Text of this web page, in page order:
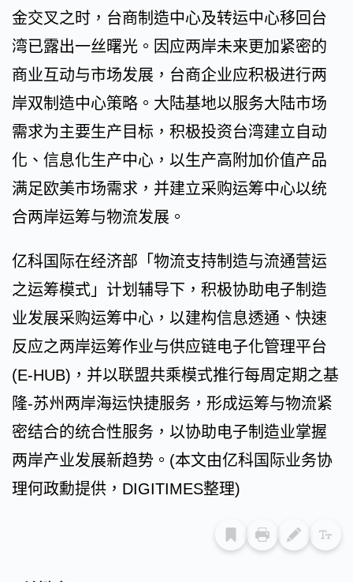
金交叉之时，台商制造中心及转运中心移回台
湾已露出一丝曙光。因应两岸未来更加紧密的
商业互动与市场发展，台商企业应积极进行两
岸双制造中心策略。大陆基地以服务大陆市场
需求为主要生产目标，积极投资台湾建立自动
化、信息化生产中心，以生产高附加价值产品
满足欧美市场需求，并建立采购运筹中心以统
合两岸运筹与物流发展。
亿科国际在经济部「物流支持制造与流通营运
之运筹模式」计划辅导下，积极协助电子制造
业发展采购运筹中心，以建构信息透通、快速
反应之两岸运筹作业与供应链电子化管理平台
(E-HUB)，并以联盟共乘模式推行每周定期之基
隆-苏州两岸海运快捷服务，形成运筹与物流紧
密结合的统合性服务，以协助电子制造业掌握
两岸产业发展新趋势。(本文由亿科国际业务协
理何政勳提供，DIGITIMES整理)